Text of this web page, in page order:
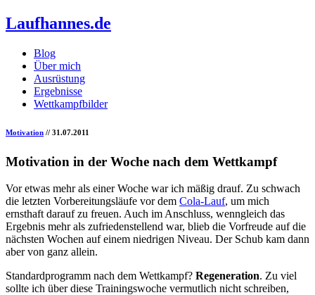
Laufhannes.de
Blog
Über mich
Ausrüstung
Ergebnisse
Wettkampfbilder
Motivation // 31.07.2011
Motivation in der Woche nach dem Wettkampf
Vor etwas mehr als einer Woche war ich mäßig drauf. Zu schwach
die letzten Vorbereitungsläufe vor dem Cola-Lauf, um mich
ernsthaft darauf zu freuen. Auch im Anschluss, wenngleich das
Ergebnis mehr als zufriedenstellend war, blieb die Vorfreude auf die
nächsten Wochen auf einem niedrigen Niveau. Der Schub kam dann
aber von ganz allein.
Standardprogramm nach dem Wettkampf? Regeneration. Zu viel
sollte ich über diese Trainingswoche vermutlich nicht schreiben,